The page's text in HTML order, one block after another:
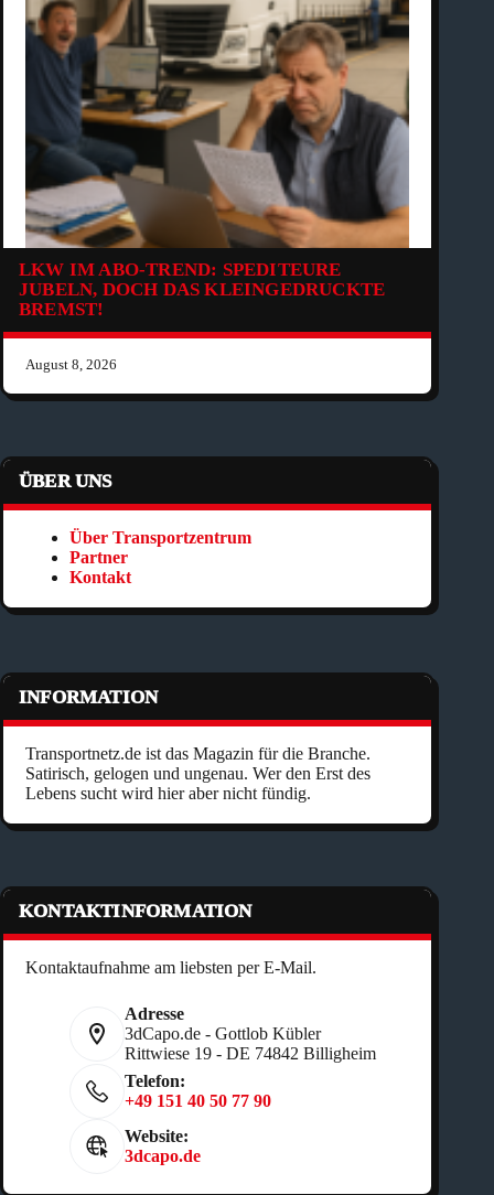
LKW IM ABO-TREND: SPEDITEURE
JUBELN, DOCH DAS KLEINGEDRUCKTE
BREMST!
August 8, 2026
ÜBER UNS
Über Transportzentrum
Partner
Kontakt
INFORMATION
Transportnetz.de ist das Magazin für die Branche.
Satirisch, gelogen und ungenau. Wer den Erst des
Lebens sucht wird hier aber nicht fündig.
KONTAKTINFORMATION
Kontaktaufnahme am liebsten per E-Mail.
Adresse
3dCapo.de - Gottlob Kübler
Rittwiese 19 - DE 74842 Billigheim
Telefon:
+49 151 40 50 77 90
Website:
3dcapo.de